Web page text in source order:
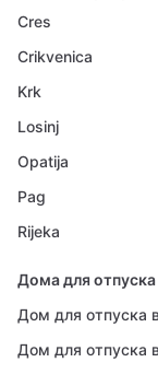
Cres
Crikvenica
Krk
Losinj
Opatija
Pag
Rijeka
Дома для
Дом для отпуска
Дом для отпуска